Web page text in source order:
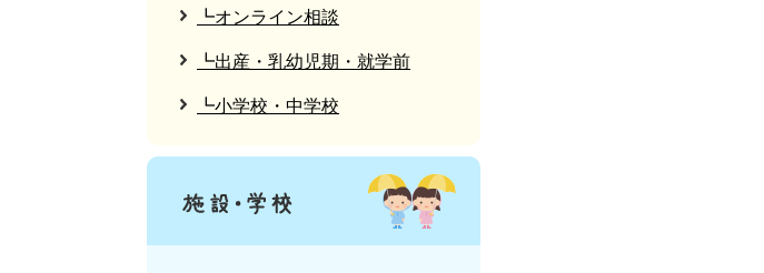
┗オンライン相談
┗出産・乳幼児期・就学前
┗小学校・中学校